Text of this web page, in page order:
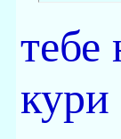
тебе